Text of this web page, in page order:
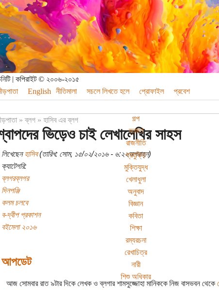
| কপিরাইট © ২০০৬-২০১৫
English নীতিমালা সচলে লিখতে হলে প্রোফাইল প্রবেশ
গল্প
ভ্রমণ
রাজনীতি
প্রযুক্তি
মুক্তিযুদ্ধ
খেলাধুলা
অনুবাদ
বিজ্ঞান
কবিতা
শিক্ষা
রম্যরচনা
রেখাচিত্র
নারী
শিশু অধিকার
»ব্লগ» হাসিব এর ব্লগ
ভিড়েও চাই লেখালেখির সাহস
লিখেছেনহাসিব(তারিখ: সোম, ১৫/০২/২০১৬ - ৬:২২অপরাহ্ন)
ক্যাটেগরি:
ব্লগরব্লগর
দিনপঞ্জি
কলম চলবে
ব-দ্বীপ প্রকাশন
বইমেলা ২০১৬
আপডেট
আজ সোমবার রাত ৯টার দিকে লেখক ও ব্লগার শামসুজ্জোহা মানিককে নিজ বাসভবন থেকে